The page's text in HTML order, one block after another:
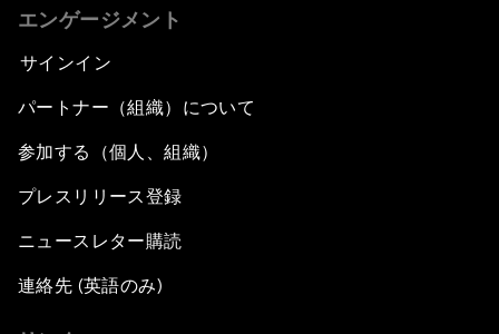
エンゲージメント
サインイン
パートナー（組織）について
参加する（個人、組織）
プレスリリース登録
ニュースレター購読
連絡先 (英語のみ)